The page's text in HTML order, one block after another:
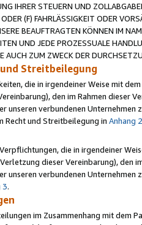
IHRER STEUERN UND
(F) FAHRLÄSSIGKEIT ODER
BEAUFTRAGTEN KÖNNEN IM
UND JEDE PROZESSUALE
AUCH ZUM ZWECK DER
Streitbeilegung
die in irgendeiner Weise mit
den im Rahmen dieser
unseren verbundenen
Recht und Streitbeilegung in Anhang 2
die in irgendeiner
dieser Vereinbarung), den
unseren verbundenen
3.
im Zusammenhang mit dem